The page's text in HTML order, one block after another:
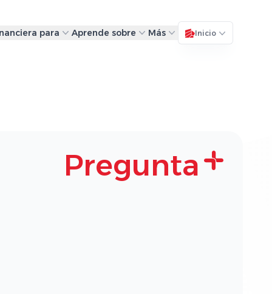
para Aprende sobre Más Inicio
Pregunta